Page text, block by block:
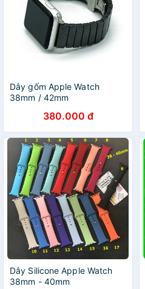
Dây gốm Apple Watch
38mm / 42mm
380.000 đ
Dây Silicone Apple Watch
38mm - 40mm